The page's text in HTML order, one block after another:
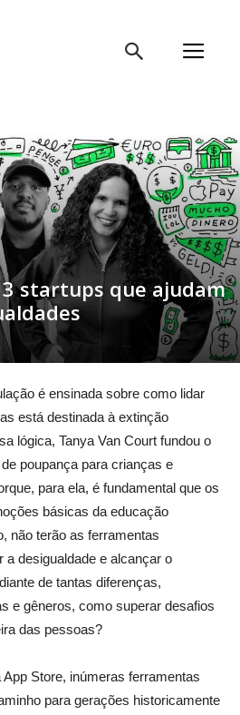
startups que ajudam
é ensinada sobre como lidar
está destinada à extinção
lógica, Tanya Van Court fundou o
poupança para crianças e
para ela, é fundamental que os
básicas da educação
não terão as ferramentas
a desigualdade e alcançar o
de tantas diferenças,
e gêneros, como superar desafios
das pessoas?
Store, inúmeras ferramentas
para gerações historicamente